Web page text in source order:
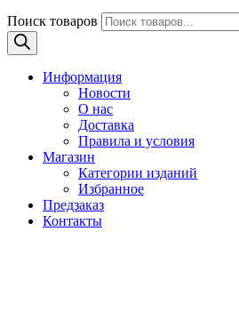
Поиск товаров
Информация
Новости
О нас
Доставка
Правила и условия
Магазин
Категории изданий
Избранное
Предзаказ
Контакты